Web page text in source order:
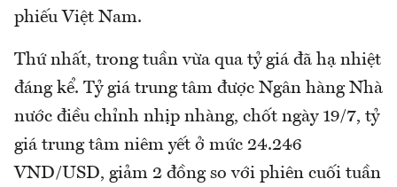
phiếu Việt Nam.
Thứ nhất, trong tuần vừa qua tỷ giá đã hạ nhiệt
đáng kể. Tỷ giá trung tâm được Ngân hàng Nhà
nước điều chỉnh nhịp nhàng, chốt ngày 19/7, tỷ
giá trung tâm niêm yết ở mức 24.246
VND/USD, giảm 2 đồng so với phiên cuối tuần